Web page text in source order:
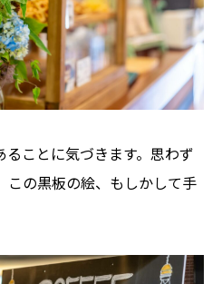
ることに気づきます。思わず
この黒板の絵、もしかして手